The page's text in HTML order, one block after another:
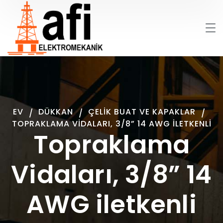
Topraklama
Vidaları, 3/8” 14
AWG iletkenli
EV DÜKKAN
ÇELIK BUAT VE KAPAKLAR
TOPRAKLAMA VIDALARI, 3/8” 14 AWG ILETKENLI